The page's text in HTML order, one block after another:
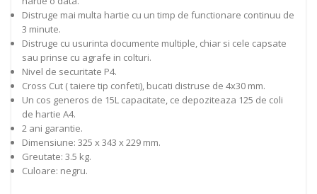
Distruge mai multa hartie cu un timp de functionare continuu de
3 minute.
Distruge cu usurinta documente multiple, chiar si cele capsate
sau prinse cu agrafe in colturi.
Nivel de securitate P4.
Cross Cut ( taiere tip confeti), bucati distruse de 4x30 mm.
Un cos generos de 15L capacitate, ce depoziteaza 125 de coli
de hartie A4.
2 ani garantie.
Dimensiune: 325 x 343 x 229 mm.
Greutate: 3.5 kg.
Culoare: negru.